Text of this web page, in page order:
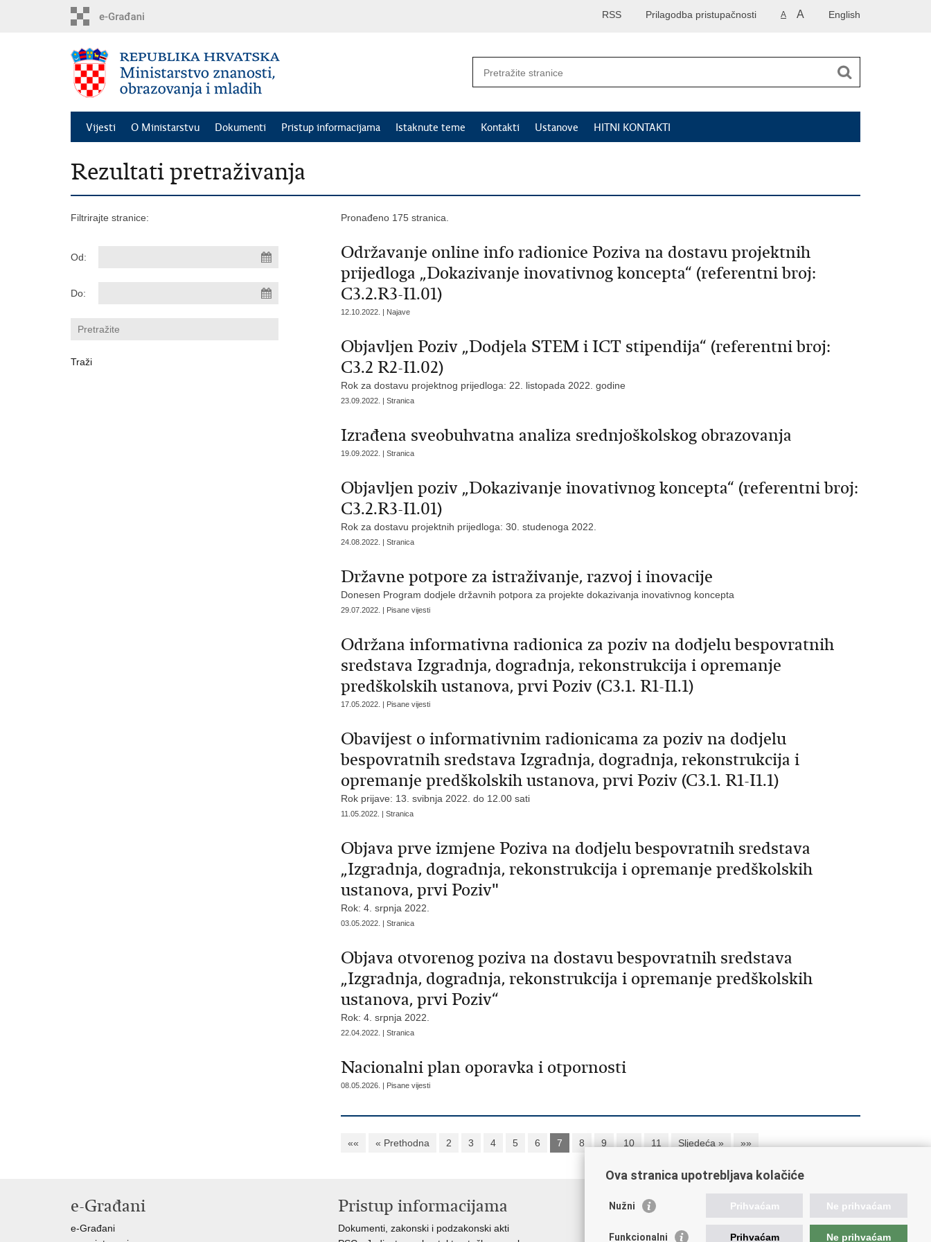
English
A A
Prilagodba pristupačnosti
RSS
Vijesti O Ministarstvu Dokumenti Pristup informacijama Istaknute teme Kontakti Ustanove HITNI KONTAKTI
Rezultati pretraživanja
Filtrirajte stranice:
Od:
Do:
Pronađeno 175 stranica.
Održavanje online info radionice Poziva na dostavu projektnih
prijedloga „Dokazivanje inovativnog koncepta“ (referentni broj:
C3.2.R3-I1.01)
12.10.2022. | Najave
Objavljen Poziv „Dodjela STEM i ICT stipendija“ (referentni broj:
C3.2 R2-I1.02)
Rok za dostavu projektnog prijedloga: 22. listopada 2022. godine
23.09.2022. | Stranica
Izrađena sveobuhvatna analiza srednjoškolskog obrazovanja
19.09.2022. | Stranica
Objavljen poziv „Dokazivanje inovativnog koncepta“ (referentni broj:
C3.2.R3-I1.01)
Rok za dostavu projektnih prijedloga: 30. studenoga 2022.
24.08.2022. | Stranica
Državne potpore za istraživanje, razvoj i inovacije
Donesen Program dodjele državnih potpora za projekte dokazivanja inovativnog koncepta
29.07.2022. | Pisane vijesti
Održana informativna radionica za poziv na dodjelu bespovratnih
sredstava Izgradnja, dogradnja, rekonstrukcija i opremanje
predškolskih ustanova, prvi Poziv (C3.1. R1-I1.1)
17.05.2022. | Pisane vijesti
Obavijest o informativnim radionicama za poziv na dodjelu
bespovratnih sredstava Izgradnja, dogradnja, rekonstrukcija i
opremanje predškolskih ustanova, prvi Poziv (C3.1. R1-I1.1)
Rok prijave: 13. svibnja 2022. do 12.00 sati
11.05.2022. | Stranica
Objava prve izmjene Poziva na dodjelu bespovratnih sredstava
„Izgradnja, dogradnja, rekonstrukcija i opremanje predškolskih
ustanova, prvi Poziv"
Rok: 4. srpnja 2022.
03.05.2022. | Stranica
Objava otvorenog poziva na dostavu bespovratnih sredstava
„Izgradnja, dogradnja, rekonstrukcija i opremanje predškolskih
ustanova, prvi Poziv“
Rok: 4. srpnja 2022.
22.04.2022. | Stranica
Nacionalni plan oporavka i otpornosti
08.05.2026. | Pisane vijesti
«« « Prethodna 2 3 4 5 6 7 8 9 10 11 Sljedeća » »»
e-Građani
e-Građani
Pristup informacijama
Dokumenti, zakonski i podzakonski akti
Korisne poveznice
Ova stranica upotrebljava kolačiće
Nužni Prihvaćam Ne prihvaćam
Funkcionalni Prihvaćam Ne prihvaćam